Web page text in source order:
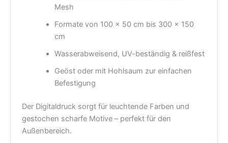
Mesh
Formate von 100 × 50 cm bis 300 × 150
cm
Wasserabweisend, UV-beständig & reißfest
Geöst oder mit Hohlsaum zur einfachen
Befestigung
Der Digitaldruck sorgt für leuchtende Farben und
gestochen scharfe Motive – perfekt für den
Außenbereich.